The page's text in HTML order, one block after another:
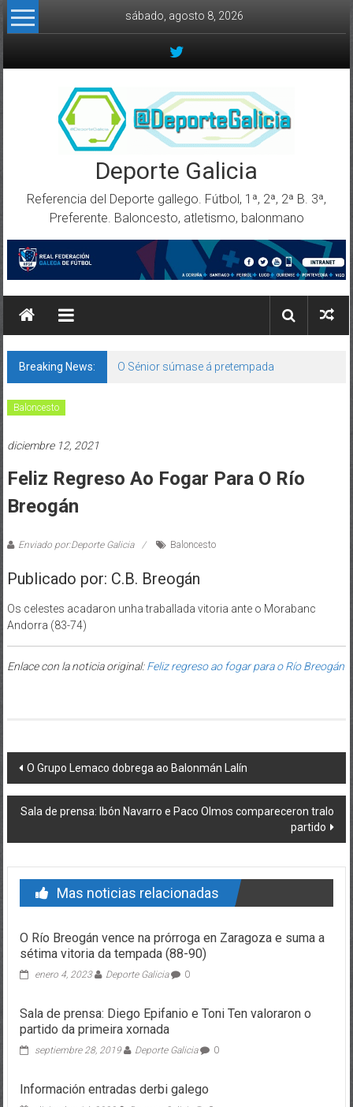
Skip to content
sábado, agosto 8, 2026
Deporte Galicia
Referencia del Deporte gallego. Fútbol, 1ª, 2ª, 2ª B. 3ª,
Preferente. Baloncesto, atletismo, balonmano
Breaking News: O Sénior súmase á pretempada
Baloncesto
diciembre 12, 2021
Feliz Regreso Ao Fogar Para O Río
Breogán
Enviado por:Deporte Galicia Baloncesto
Publicado por: C.B. Breogán
Os celestes acadaron unha traballada vitoria ante o Morabanc
Andorra (83-74)
Enlace con la noticia original:Feliz regreso ao fogar para o Río Breogán
Post navigation
O Grupo Lemaco dobrega ao Balonmán Lalín
Sala de prensa: Ibón Navarro e Paco Olmos compareceron tralo
partido
Mas noticias relacionadas
O Río Breogán vence na prórroga en Zaragoza e suma a
sétima vitoria da tempada (88-90)
enero 4, 2023 Deporte Galicia 0
Sala de prensa: Diego Epifanio e Toni Ten valoraron o
partido da primeira xornada
septiembre 28, 2019 Deporte Galicia 0
Información entradas derbi galego